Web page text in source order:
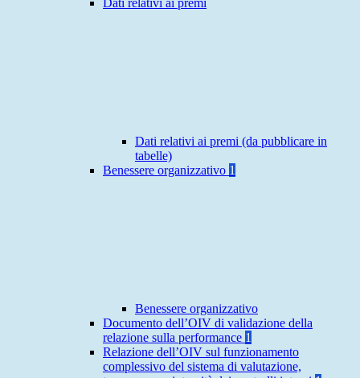
Dati relativi ai premi
Dati relativi ai premi (da pubblicare in
tabelle)
Benessere organizzativo 1
Benessere organizzativo
Documento dell’OIV di validazione della
relazione sulla performance 1
Relazione dell’OIV sul funzionamento
complessivo del sistema di valutazione,